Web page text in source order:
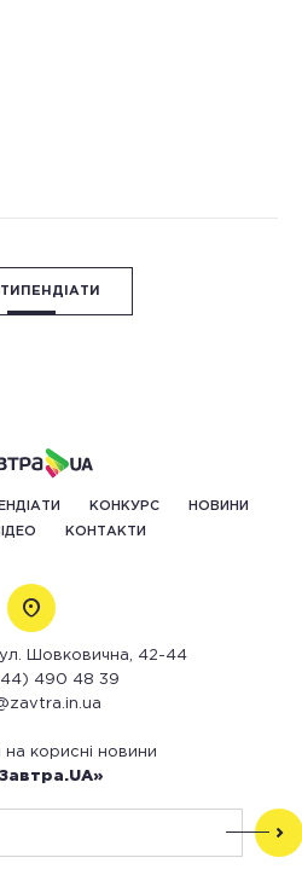
КОНКУРС НОВИНИ
КОНТАКТИ
Шовковична, 42-44
490 48 39
на корисні новини